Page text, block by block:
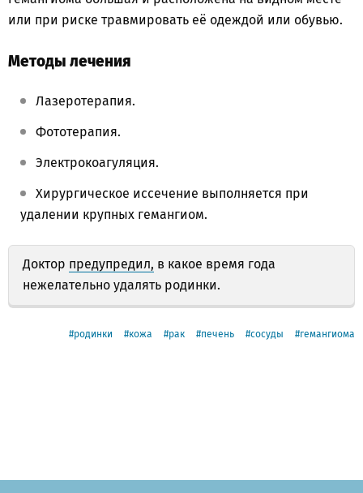
или при риске травмировать её одеждой или обувью.
Методы лечения
Лазеротерапия.
Фототерапия.
Электрокоагуляция.
Хирургическое иссечение выполняется при
удалении крупных гемангиом.
Доктор предупредил, в какое время года
нежелательно удалять родинки.
родинки кожа рак печень сосуды гемангиома